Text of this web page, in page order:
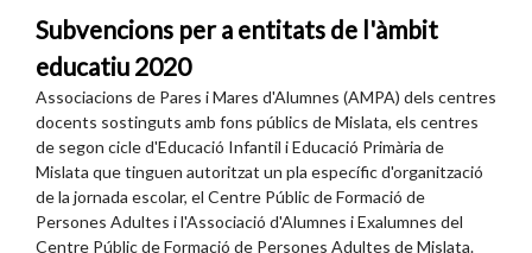
Subvencions per a entitats de l'àmbit
educatiu 2020
Associacions de Pares i Mares d'Alumnes (AMPA) dels centres
docents sostinguts amb fons públics de Mislata, els centres
de segon cicle d'Educació Infantil i Educació Primària de
Mislata que tinguen autoritzat un pla específic d'organització
de la jornada escolar, el Centre Públic de Formació de
Persones Adultes i l'Associació d'Alumnes i Exalumnes del
Centre Públic de Formació de Persones Adultes de Mislata.